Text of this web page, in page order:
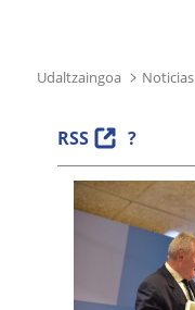
Udaltzaingoa Noticias
RSS ?